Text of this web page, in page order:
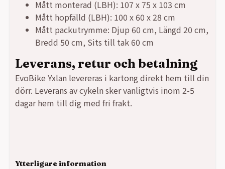
Mått monterad (LBH): 107 x 75 x 103 cm
Mått hopfälld (LBH): 100 x 60 x 28 cm
Mått packutrymme: Djup 60 cm, Längd 20 cm,
Bredd 50 cm, Sits till tak 60 cm
Leverans, retur och betalning
EvoBike Yxlan levereras i kartong direkt hem till din
dörr. Leverans av cykelnsker vanligtvis inom 2-5
dagar hem till dig med fri frakt.
Ytterligare information